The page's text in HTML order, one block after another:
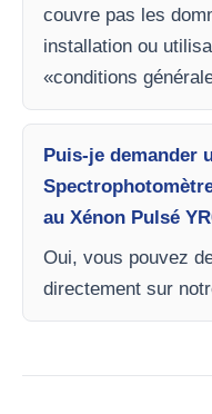
couvre pas les
installation ou
«conditions
Puis-je demander
au Xénon Pulsé
Oui, vous pouvez
directement sur